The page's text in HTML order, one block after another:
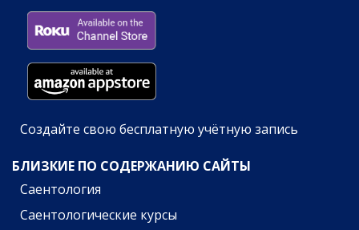
Создайте свою бесплатную учётную запись
БЛИЗКИЕ ПО СОДЕРЖАНИЮ САЙТЫ
Саентология
Саентологические курсы